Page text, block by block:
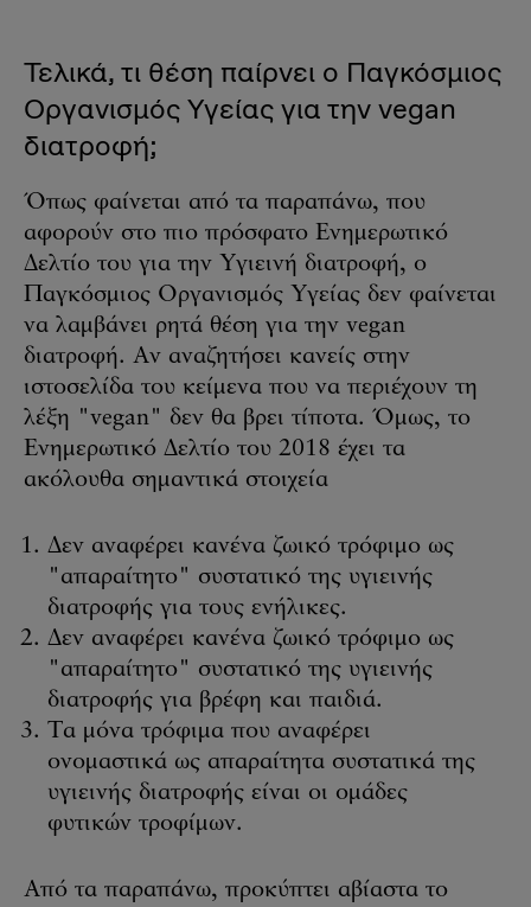
Τελικά, τι θέση παίρνει ο Παγκόσμιος
Οργανισμός Υγείας για την vegan
διατροφή;
Όπως φαίνεται από τα παραπάνω, που
αφορούν στο πιο πρόσφατο Ενημερωτικό
Δελτίο του για την Υγιεινή διατροφή, ο
Παγκόσμιος Οργανισμός Υγείας δεν φαίνεται
να λαμβάνει ρητά θέση για την vegan
διατροφή. Αν αναζητήσει κανείς στην
ιστοσελίδα του κείμενα που να περιέχουν τη
λέξη "vegan" δεν θα βρει τίποτα. Όμως, το
Ενημερωτικό Δελτίο του 2018 έχει τα
ακόλουθα σημαντικά στοιχεία
Δεν αναφέρει κανένα ζωικό τρόφιμο ως
"απαραίτητο" συστατικό της υγιεινής
διατροφής για τους ενήλικες.
Δεν αναφέρει κανένα ζωικό τρόφιμο ως
"απαραίτητο" συστατικό της υγιεινής
διατροφής για βρέφη και παιδιά.
Τα μόνα τρόφιμα που αναφέρει
ονομαστικά ως απαραίτητα συστατικά της
υγιεινής διατροφής είναι οι ομάδες
φυτικών τροφίμων.
Από τα παραπάνω, προκύπτει αβίαστα το